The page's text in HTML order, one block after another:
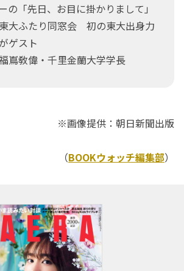
の「先日、お目に掛かりまして」
大ふたり同窓会 初の東大出身力
ゲスト
嶌敎偉・千里金蘭大学学長
※画像提供：朝日新聞出版
（BOOKウォッチ編集部）